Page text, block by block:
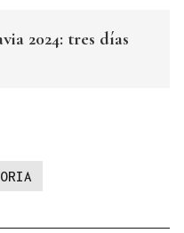
2024: tres días